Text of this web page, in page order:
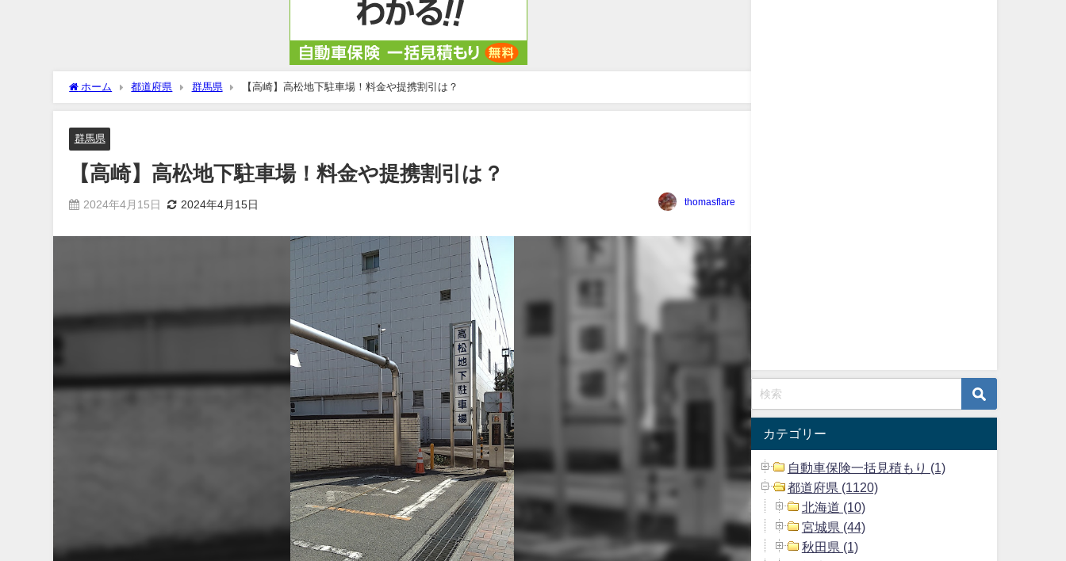
ホーム 都道府県 群馬県 【高崎】高松地下駐車場！料金や提携割引は？
群馬県
【高崎】高松地下駐車場！料金や提携割引は？
2024年4月15日 2024年4月15日 thomasflare
カテゴリー
自動車保険一括見積もり (1)
都道府県 (1120)
北海道 (10)
宮城県 (44)
秋田県 (1)